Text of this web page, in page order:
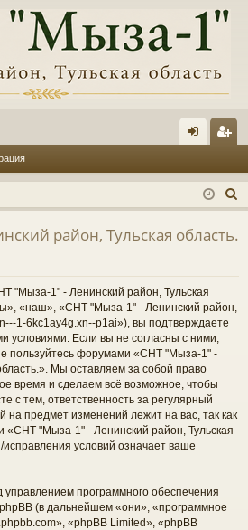
д ис
тр
ац
о
район, Тульская область.
"Мыза-1" - Ленинский район, Тульская
«наш», «СНТ "Мыза-1" - Ленинский район,
1-6kc1ay4g.xn--p1ai»), вы подтверждаете
условиями. Если вы не согласны с ними,
пользуйтесь форумами «СНТ "Мыза-1" -
Мы оставляем за собой право
время и сделаем всё возможное, чтобы
с тем, ответственность за регулярный
на предмет изменений лежит на вас, так как
«СНТ "Мыза-1" - Ленинский район, Тульская
условий означает ваше
программного обеспечения
(в дальнейшем «они», «программное
«phpBB Limited», «phpBB